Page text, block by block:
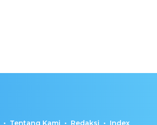
Tentang Kami Redaksi Index